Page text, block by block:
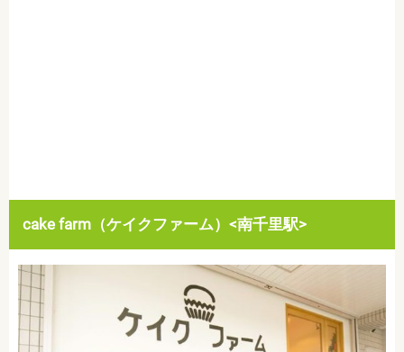
cake farm（ケイクファーム）<南千里駅>